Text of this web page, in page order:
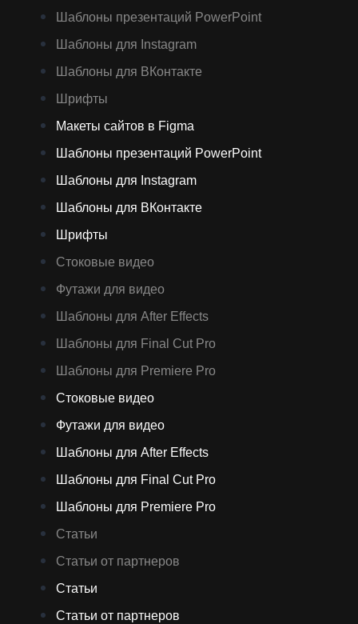
Шаблоны презентаций PowerPoint
Шаблоны для Instagram
Шаблоны для ВКонтакте
Шрифты
Макеты сайтов в Figma
Шаблоны презентаций PowerPoint
Шаблоны для Instagram
Шаблоны для ВКонтакте
Шрифты
Стоковые видео
Футажи для видео
Шаблоны для After Effects
Шаблоны для Final Cut Pro
Шаблоны для Premiere Pro
Стоковые видео
Футажи для видео
Шаблоны для After Effects
Шаблоны для Final Cut Pro
Шаблоны для Premiere Pro
Статьи
Статьи от партнеров
Статьи
Статьи от партнеров